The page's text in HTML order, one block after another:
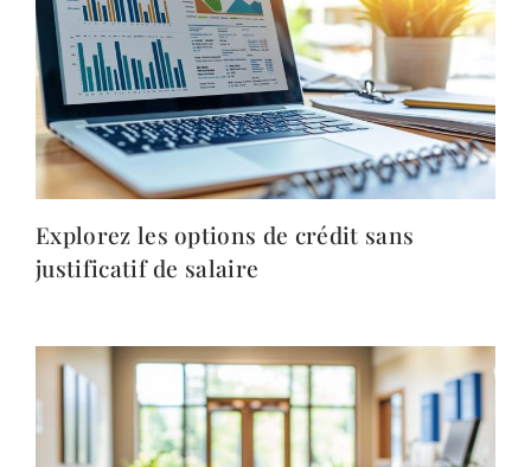
Explorez les options de crédit sans
justificatif de salaire